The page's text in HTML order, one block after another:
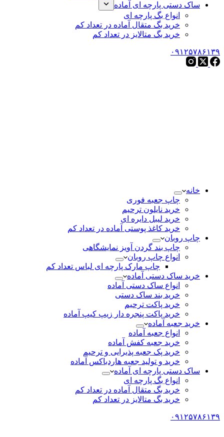
ساک دستی پارچه ای آماده
انواع بگ پارچه ای
خرید بگ متقال آماده در تعداد کم
خرید بگ متالایز در تعداد کم
۰۹۱۲۵۷۸۶۱۳۹
خانه
چاپ جعبه فوری
خرید نایلون ترحیم
خرید لیبل دایره ای
خرید کاغذ پوستی آماده در تعداد کم
چاپ روبان
چاپ بند گردن آویز نمایشگاهی
انواع چاپ روبان
چاپ مارک پارچه ای لباس تعداد کم
خرید ساک دستی آماده
انواع ساک دستی آماده
خرید بند ساک دستی
خرید پاکت ترحیم
خرید پاکت پنجره دار زیپ کیپ آماده
خرید جعبه آماده
انواع جعبه آماده
خرید جعبه کفش آماده
خرید پک جعبه پذیرایی و ترحیم
خرید و تولید جعبه هاردباکس آماده
ساک دستی پارچه ای آماده
انواع بگ پارچه ای
خرید بگ متقال آماده در تعداد کم
خرید بگ متالایز در تعداد کم
۰۹۱۲۵۷۸۶۱۳۹